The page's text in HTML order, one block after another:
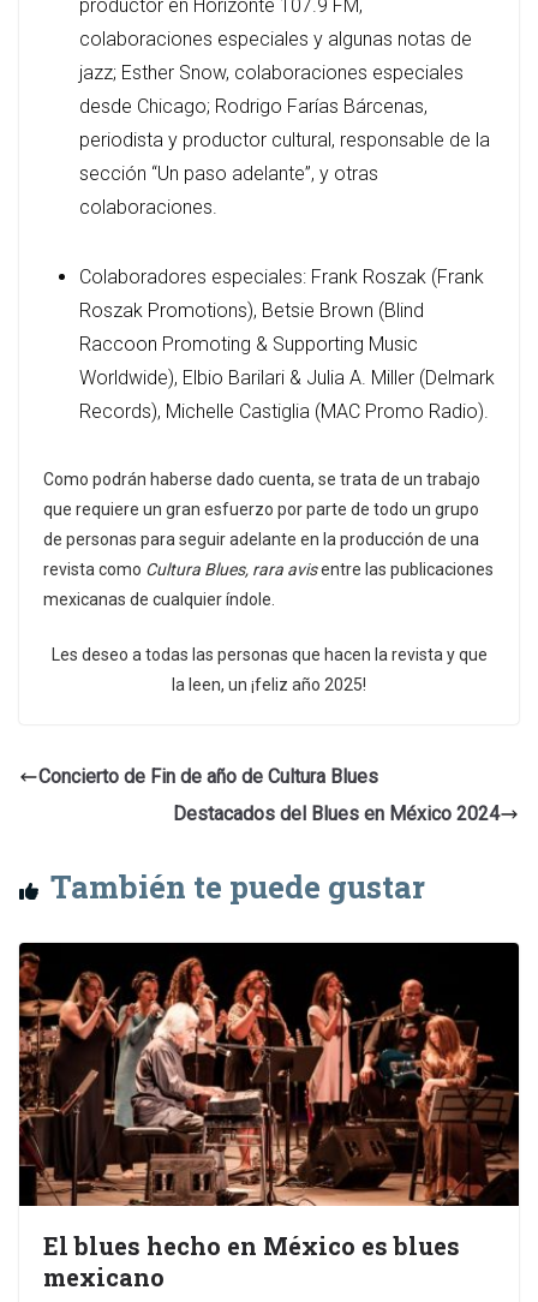
productor en Horizonte 107.9 FM,
colaboraciones especiales y algunas notas de
jazz; Esther Snow, colaboraciones especiales
desde Chicago; Rodrigo Farías Bárcenas,
periodista y productor cultural, responsable de la
sección “Un paso adelante”, y otras
colaboraciones.
Colaboradores especiales: Frank Roszak (Frank
Roszak Promotions), Betsie Brown (Blind
Raccoon Promoting & Supporting Music
Worldwide), Elbio Barilari & Julia A. Miller (Delmark
Records), Michelle Castiglia (MAC Promo Radio).
Como podrán haberse dado cuenta, se trata de un trabajo
que requiere un gran esfuerzo por parte de todo un grupo
de personas para seguir adelante en la producción de una
revista como Cultura Blues, rara avisentre las publicaciones
mexicanas de cualquier índole.
Les deseo a todas las personas que hacen la revista y que
la leen, un ¡feliz año 2025!
Concierto de Fin de año de Cultura Blues
Destacados del Blues en México 2024
También te puede gustar
El blues hecho en México es blues
mexicano